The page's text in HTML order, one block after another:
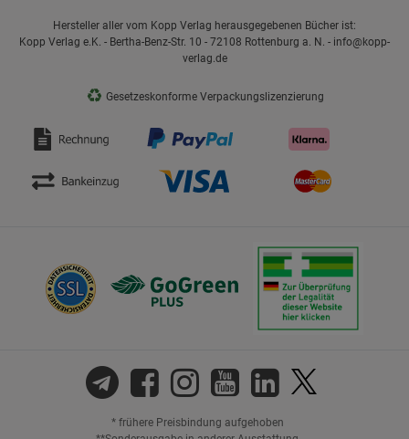
Hersteller aller vom Kopp Verlag herausgegebenen Bücher ist:
Kopp Verlag e.K. - Bertha-Benz-Str. 10 - 72108 Rottenburg a. N. - info@kopp-
verlag.de
♻ Gesetzeskonforme Verpackungslizenzierung
* frühere Preisbindung aufgehoben
Datenschutzerklärung Impressum